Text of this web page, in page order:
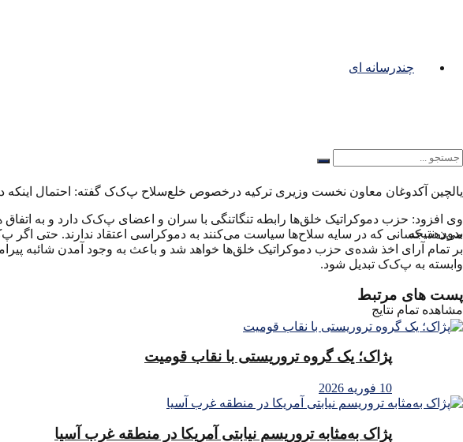
چندرسانه ای
بدون نتیجه
مشاهده تمام نتایج
یالچین آکدوغان معاون نخست وزیری ترکیه درخصوص خلع‌سلاح پ‌ک‌ک گفته: احتمال اینکه
می‌دهد. کسانی که در سایه سلاح‌ها سیاست می‌کنند به دموکراسی اعتقاد ندارند. حتی اگر
بر تمام آرای اخذ شده‌ی حزب دموکراتیک خلق‌ها خواهد شد و باعث به وجود آمدن شائبه
وابسته به پ‌ک‌ک تبدیل شود.
پست های مرتبط
پژاک؛ یک گروه تروریستی با نقاب قومیت
10 فوریه 2026
پژاک به‌مثابه تروریسم نیابتی آمریکا در منطقه غرب آسیا